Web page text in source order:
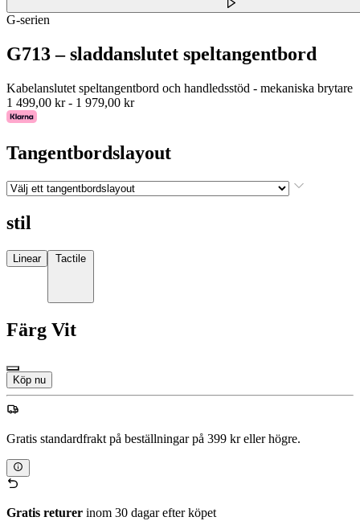
G-serien
G713 – sladdanslutet speltangentbord
Kabelanslutet speltangentbord och handledsstöd - mekaniska brytare
1 499,00 kr- 1 979,00 kr
Tangentbordslayout
stil
Linear Tactile
Färg Vit
Köp nu
Gratis standardfrakt på beställningar på 399 kr eller högre.
Gratis returer inom 30 dagar efter köpet